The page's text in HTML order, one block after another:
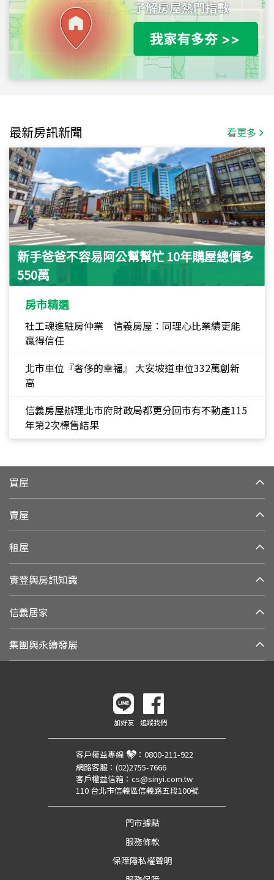
最新房訊新聞 看更多
新手爸爸不容易阿公幫幫忙 10年購屋總價多
550萬
房市精選
社工魂進駐房仲業 信義房屋：同理心比業績更能
贏得信任
北市車位『奢侈的幸福』 大安坡道車位332萬創新
高
信義房屋辦理北市府財政局都更分回市有不動產115
年第2次標售結果
買屋
賣屋
租屋
實登與房訊知識
信義居家
集團與永續發展
加好友 追蹤我們
客戶權益專線 ： 0800-211-922
網路客服： (02)2755-7666
客戶權益信箱： cs@sinyi.com.tw
110 台北市信義區信義路五段100號
門市據點
服務條款
保障隱私權聲明